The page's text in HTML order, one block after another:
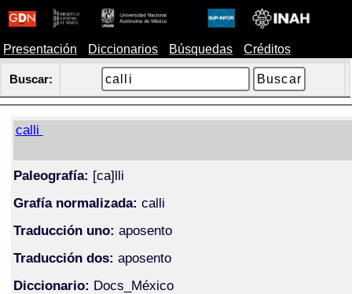
Presentación Diccionarios Búsquedas Créditos
Buscar:
calli
Paleografía: [ca]lli
Grafía normalizada: calli
Traducción uno: aposento
Traducción dos: aposento
Diccionario: Docs_México